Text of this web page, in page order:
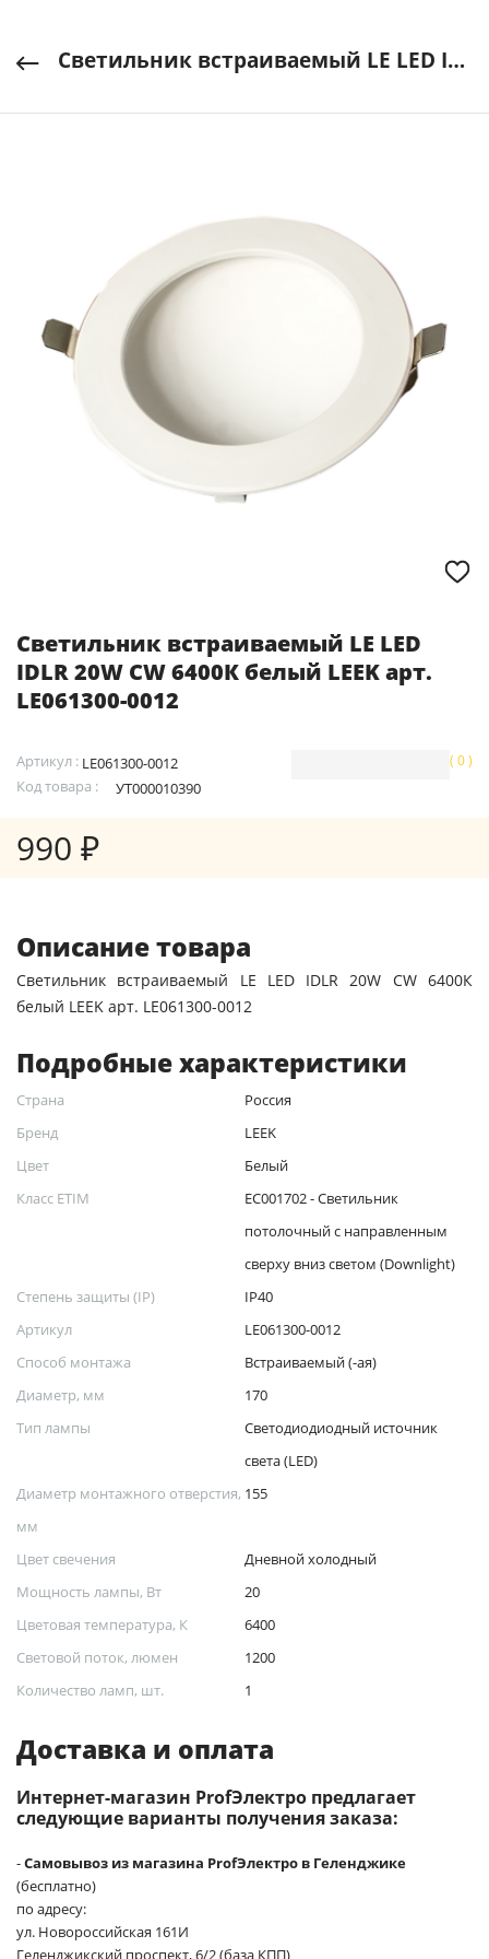
Светильник встраиваемый LE LED IDLR 20W CW 6400К белый LEEK арт. LE061300-0012
Светильник встраиваемый LE LED
IDLR 20W CW 6400К белый LEEK арт.
LE061300-0012
Артикул : LE061300-0012
Код товара :
УТ000010390
( 0 )
990 ₽
Описание товара
Светильник встраиваемый LE LED IDLR 20W CW 6400К
белый LEEK арт. LE061300-0012
Подробные характеристики
Страна
Россия
Бренд
LEEK
Цвет
Белый
Класс ETIM
EC001702 - Светильник
потолочный c направленным
сверху вниз светом (Downlight)
Степень защиты (IP)
IP40
Артикул
LE061300-0012
Способ монтажа
Встраиваемый (-ая)
Диаметр, мм
170
Тип лампы
Светодиодиодный источник
света (LED)
Диаметр монтажного отверстия,
мм
155
Цвет свечения
Дневной холодный
Мощность лампы, Вт
20
Цветовая температура, К
6400
Световой поток, люмен
1200
Количество ламп, шт.
1
Доставка и оплата
Интернет-магазин ProfЭлектро предлагает
следующие варианты получения заказа:
-Самовывоз из магазина ProfЭлектро в Геленджике
(бесплатно)
по адресу:
ул. Новороссийская 161И
Геленджикский проспект, 6/2 (база КПП)